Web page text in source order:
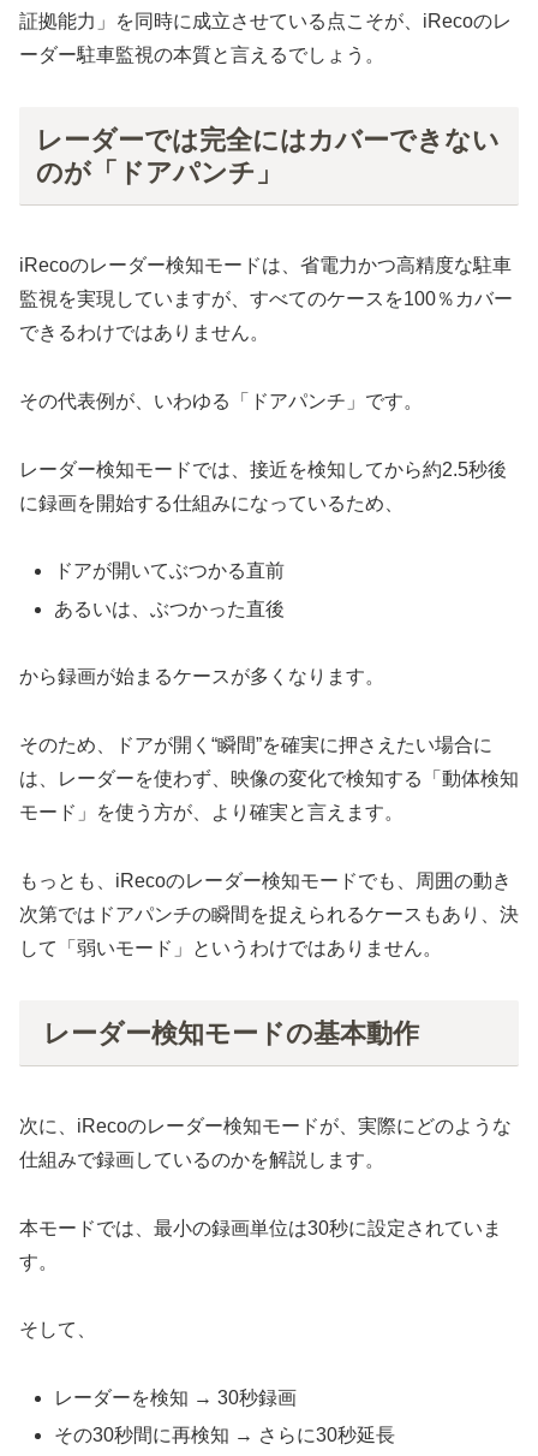
証拠能力」を同時に成立させている点こそが、iRecoのレ
ーダー駐車監視の本質と言えるでしょう。
レーダーでは完全にはカバーできない
のが「ドアパンチ」
iRecoのレーダー検知モードは、省電力かつ高精度な駐車
監視を実現していますが、すべてのケースを100％カバー
できるわけではありません。
その代表例が、いわゆる「ドアパンチ」です。
レーダー検知モードでは、接近を検知してから約2.5秒後
に録画を開始する仕組みになっているため、
ドアが開いてぶつかる直前
あるいは、ぶつかった直後
から録画が始まるケースが多くなります。
そのため、ドアが開く“瞬間”を確実に押さえたい場合に
は、レーダーを使わず、映像の変化で検知する「動体検知
モード」を使う方が、より確実と言えます。
もっとも、iRecoのレーダー検知モードでも、周囲の動き
次第ではドアパンチの瞬間を捉えられるケースもあり、決
して「弱いモード」というわけではありません。
レーダー検知モードの基本動作
次に、iRecoのレーダー検知モードが、実際にどのような
仕組みで録画しているのかを解説します。
本モードでは、最小の録画単位は30秒に設定されていま
す。
そして、
レーダーを検知 → 30秒録画
その30秒間に再検知 → さらに30秒延長